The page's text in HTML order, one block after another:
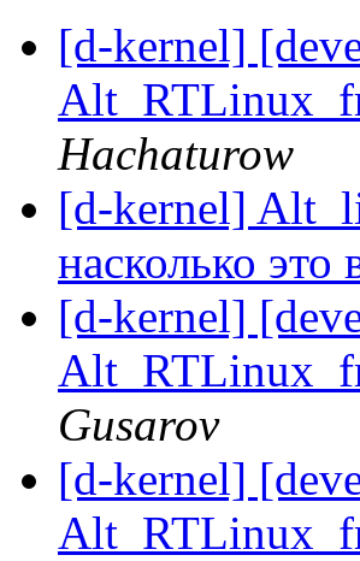
[d-kernel]
Hachaturow
[d-kernel]
насколько это
[d-kernel]
Gusarov
[d-kernel]